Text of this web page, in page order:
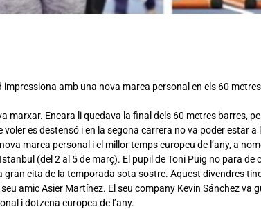
impressiona amb una nova marca personal en els 60
marxar. Encara li quedava la final dels 60 metres barres,
es destensó i en la segona carrera no va poder estar a
marca personal i el millor temps europeu de l’any, a
(del 2 al 5 de març). El pupil de Toni Puig no para de
gran cita de la temporada sota sostre. Aquest divendres
amic Asier Martínez. El seu company Kevin Sánchez va
i dotzena europea de l’any.